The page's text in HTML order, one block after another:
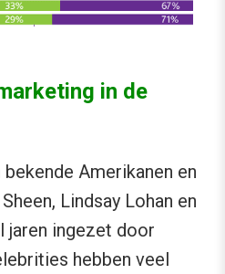
in de
Amerikanen en
Lindsay Lohan en
jaren ingezet door
hebben veel